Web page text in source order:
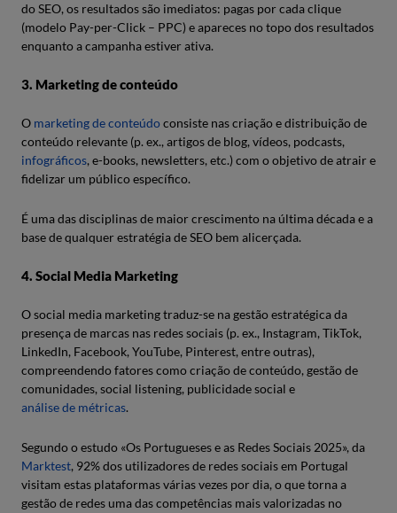
do SEO, os resultados são imediatos: pagas por cada clique
(modelo Pay-per-Click – PPC) e apareces no topo dos resultados
enquanto a campanha estiver ativa.
3. Marketing de conteúdo
O marketing de conteúdoconsiste nas criação e distribuição de
conteúdo relevante (p. ex., artigos de blog, vídeos, podcasts,
infográficos, e-books, newsletters, etc.) com o objetivo de atrair e
fidelizar um público específico.
É uma das disciplinas de maior crescimento na última década e a
base de qualquer estratégia de SEO bem alicerçada.
4. Social Media Marketing
O social media marketing traduz-se na gestão estratégica da
presença de marcas nas redes sociais (p. ex., Instagram, TikTok,
LinkedIn, Facebook, YouTube, Pinterest, entre outras),
compreendendo fatores como criação de conteúdo, gestão de
comunidades, social listening, publicidade social e
análise de métricas.
Segundo o estudo «Os Portugueses e as Redes Sociais 2025», da
Marktest, 92% dos utilizadores de redes sociais em Portugal
visitam estas plataformas várias vezes por dia, o que torna a
gestão de redes uma das competências mais valorizadas no